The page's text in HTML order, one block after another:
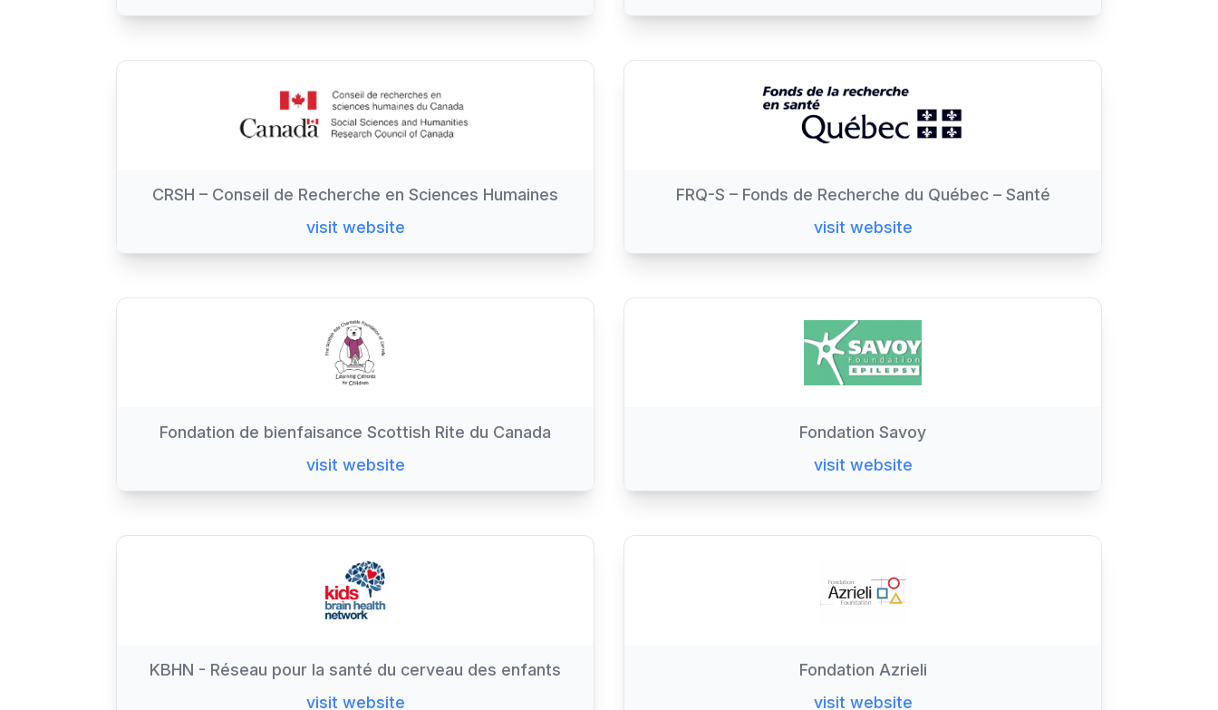
CRSH – Conseil de Recherche en Sciences Humaines
visit website
FRQ-S – Fonds de Recherche du Québec – Santé
visit website
Fondation de bienfaisance Scottish Rite du Canada
visit website
Fondation Savoy
visit website
KBHN - Réseau pour la santé du cerveau des enfants
visit website
Fondation Azrieli
visit website